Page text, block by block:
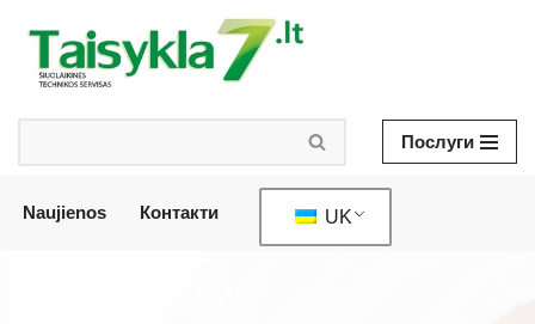
Перейти
змісту
Послуги
Naujienos Контакти UK